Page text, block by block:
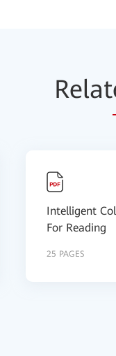
Relat
Intelligent
For Reading
25 PAGES